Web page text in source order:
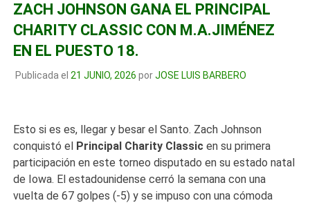
ZACH JOHNSON GANA EL PRINCIPAL
CHARITY CLASSIC CON M.A.JIMÉNEZ
EN EL PUESTO 18.
Publicada el 21 JUNIO, 2026 porJOSE LUIS BARBERO
Esto si es es, llegar y besar el Santo. Zach Johnson
conquistó el Principal Charity Classicen su primera
participación en este torneo disputado en su estado natal
de Iowa. El estadounidense cerró la semana con una
vuelta de 67 golpes (-5) y se impuso con una cómoda